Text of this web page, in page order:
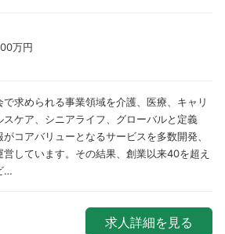
万円
で求められる事業領域を介護、医療、キャリ
スケア、シニアライフ、グローバルと定義
がコアバリューとなるサービスを多数開発、
営しています。その結果、創業以来40を超え
…
求人詳細を見る